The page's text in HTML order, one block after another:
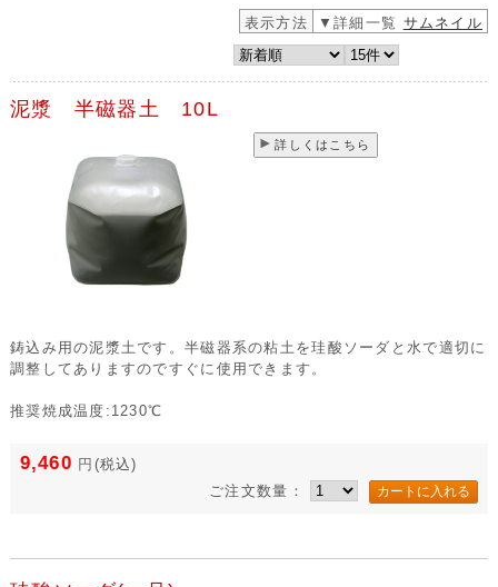
表示方法 ▼詳細一覧 サムネイル
泥漿 半磁器土 10L
詳しくはこちら
鋳込み用の泥漿土です。半磁器系の粘土を珪酸ソーダと水で適切に
調整してありますのですぐに使用できます。
推奨焼成温度:1230℃
9,460 円 (税込)
ご注文数量：